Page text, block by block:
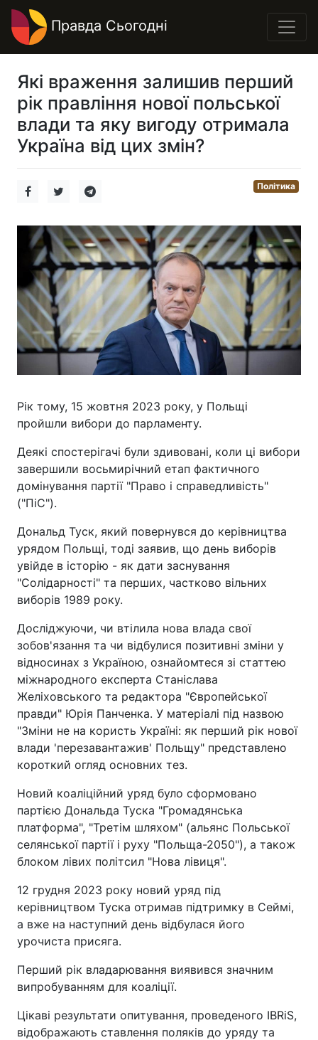
Правда Сьогодні
Які враження залишив перший
рік правління нової польської
влади та яку вигоду отримала
Україна від цих змін?
Політика
Рік тому, 15 жовтня 2023 року, у Польщі
пройшли вибори до парламенту.
Деякі спостерігачі були здивовані, коли ці вибори
завершили восьмирічний етап фактичного
домінування партії "Право і справедливість"
("ПіС").
Дональд Туск, який повернувся до керівництва
урядом Польщі, тоді заявив, що день виборів
увійде в історію - як дати заснування
"Солідарності" та перших, частково вільних
виборів 1989 року.
Досліджуючи, чи втілила нова влада свої
зобов'язання та чи відбулися позитивні зміни у
відносинах з Україною, ознайомтеся зі статтею
міжнародного експерта Станіслава
Желіховського та редактора "Європейської
правди" Юрія Панченка. У матеріалі під назвою
"Зміни не на користь Україні: як перший рік нової
влади 'перезавантажив' Польщу" представлено
короткий огляд основних тез.
Новий коаліційний уряд було сформовано
партією Дональда Туска "Громадянська
платформа", "Третім шляхом" (альянс Польської
селянської партії і руху "Польща-2050"), а також
блоком лівих політсил "Нова лівиця".
12 грудня 2023 року новий уряд під
керівництвом Туска отримав підтримку в Сеймі,
а вже на наступний день відбулася його
урочиста присяга.
Перший рік владарювання виявився значним
випробуванням для коаліції.
Цікаві результати опитування, проведеного IBRiS,
відображають ставлення поляків до уряду та